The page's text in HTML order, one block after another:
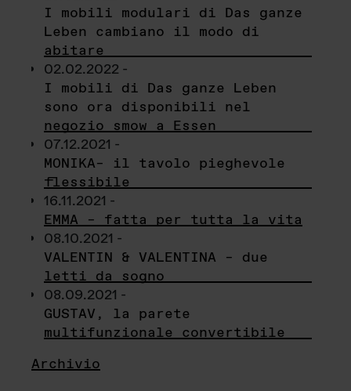
I mobili modulari di Das ganze
Leben cambiano il modo di
abitare
02.02.2022 -
I mobili di Das ganze Leben
sono ora disponibili nel
negozio smow a Essen
07.12.2021 -
MONIKA– il tavolo pieghevole
flessibile
16.11.2021 -
EMMA – fatta per tutta la vita
08.10.2021 -
VALENTIN & VALENTINA – due
letti da sogno
08.09.2021 -
GUSTAV, la parete
multifunzionale convertibile
Archivio